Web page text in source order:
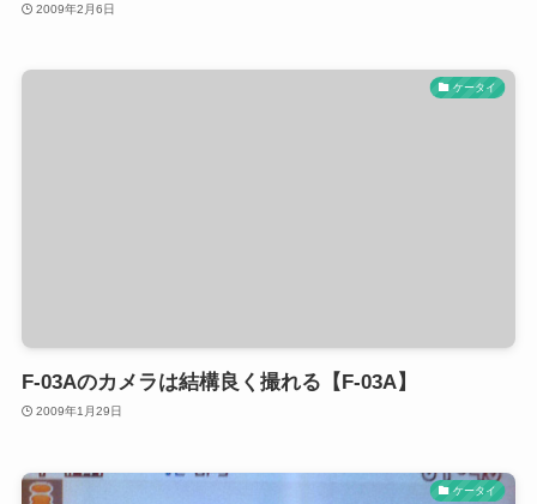
2009年2月6日
ケータイ
F-03Aのカメラは結構良く撮れる【F-03A】
2009年1月29日
ケータイ